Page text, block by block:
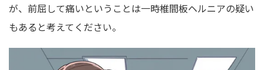
が、前屈して痛いということは一時椎間板ヘルニアの疑い
もあると考えてください。